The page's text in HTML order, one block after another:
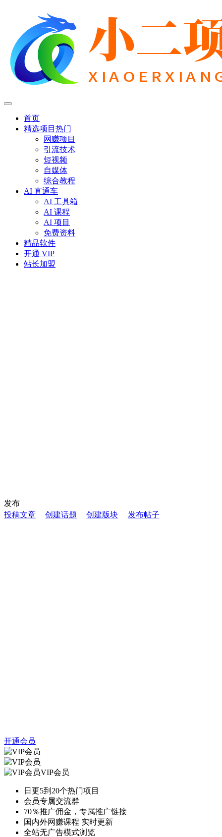
首页
精选项目 热门
网赚项目
引流技术
短视频
自媒体
综合教程
AI 直通车
AI 工具箱
AI 课程
AI 项目
免费资料
精品软件
开通 VIP
站长加盟
发布
投稿文章
创建话题 创建版块 发布帖子
开通会员
VIP会员
日更5到20个热门项目
会员专属交流群
70％推广佣金，专属推广链接
国内外网赚课程 实时更新
全站无广告模式浏览